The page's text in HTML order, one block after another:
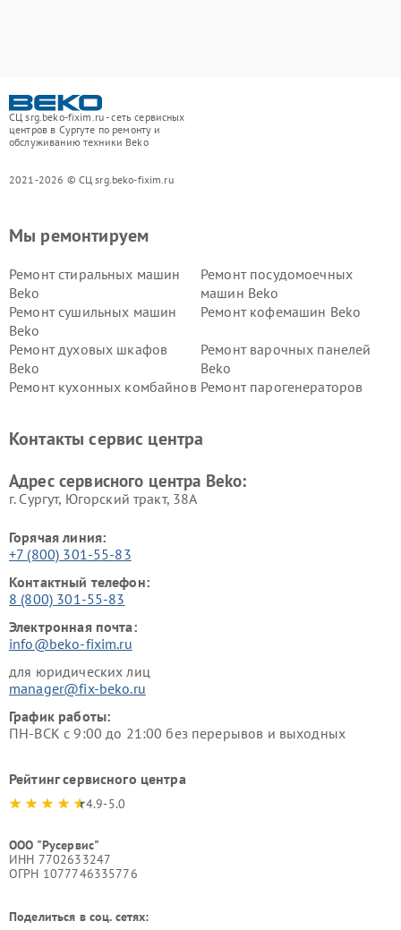
СЦ srg.beko-fixim.ru - сеть сервисных
центров в Сургуте по ремонту и
обслуживанию техники Beko
2021-2026 © СЦ srg.beko-fixim.ru
Мы ремонтируем
Ремонт стиральных машин
Beko
Ремонт посудомоечных
машин Beko
Ремонт сушильных машин
Beko
Ремонт кофемашин Beko
Ремонт духовых шкафов
Beko
Ремонт варочных панелей
Beko
Ремонт кухонных комбайнов Ремонт парогенераторов
Ремонт холодильников Beko Ремонт морозильных камер
Контакты сервис центра
Адрес сервисного центра Beko:
г. Сургут, Югорский тракт, 38А
Горячая линия:
+7 (800) 301-55-83
Контактный телефон:
8 (800) 301-55-83
Электронная почта:
info@beko-fixim.ru
для юридических лиц
manager@fix-beko.ru
График работы:
ПН-ВСК с 9:00 до 21:00 без перерывов и выходных
Рейтинг сервисного центра
4.9-5.0
ООО "Русервис"
ИНН 7702633247
ОГРН 1077746335776
Поделиться в соц. сетях: